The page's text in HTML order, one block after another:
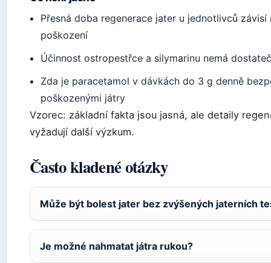
Přesná doba regenerace jater u jednotlivců
poškození
Účinnost ostropestřce a silymarinu nemá
Zda je paracetamol v dávkách do 3 g denně
poškozenými játry
Vzorec: základní fakta jsou jasná, ale detaily
vyžadují další výzkum.
Často kladené otázky
Může být bolest jater bez zvýšených jaterních
Je možné nahmatat játra rukou?